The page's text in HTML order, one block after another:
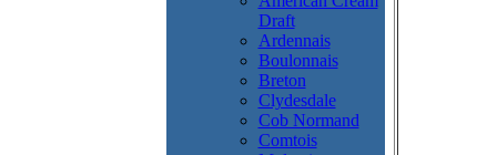
Draft
Ardennais
Boulonnais
Breton
Clydesdale
Cob Normand
Comtois